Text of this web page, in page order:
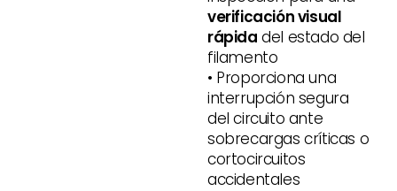
verificación visual
rápida del estado del
filamento
• Proporciona una
interrupción segura
del circuito ante
sobrecargas críticas o
cortocircuitos
accidentales